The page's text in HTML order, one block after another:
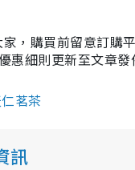
家，購買前留意訂購
惠細則更新至文章
茗茶
訊